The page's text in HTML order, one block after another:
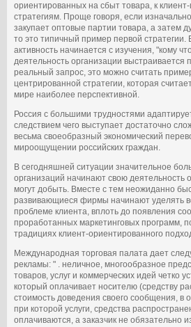
ориентированных на сбыт товара, к
стратегиям. Проще говоря, если
закупает оптовые партии товара, а затем
то это типичный пример первой стратегии.
активность начинается с изучения, "кому
деятельность организации выстраивается
реальный запрос, это можно считать
центрированной стратегии, которая
мире наиболее перспективной.
Россия с большими трудностями
следствием чего выступает достаточно
весьма своеобразный экономический
мироощущении российских граждан.
В сегодняшней ситуации значительное
организаций начинают свою деятельность
могут добыть. Вместе с тем неожиданно
развивающиеся фирмы начинают уделять
проблеме клиента, вплоть до появления
проработанных маркетинговых программ,
традициях клиент-ориентированного
Международная торговая палата дает
рекламы: " . неличное, многообразное
товаров, услуг и коммерческих идей четко
который оплачивает носителю (средству
стоимость доведения своего сообщения, в
при которой услуги, средства
оплачиваются, а заказчик не обязательно